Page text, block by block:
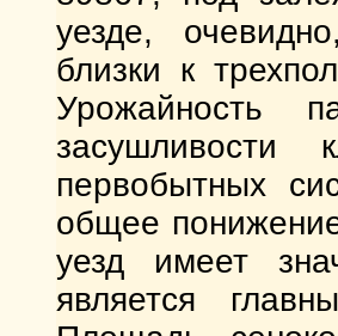
уезде,
близки к
Урожайность
засушливости
первобытных
общее
уезд имеет
является